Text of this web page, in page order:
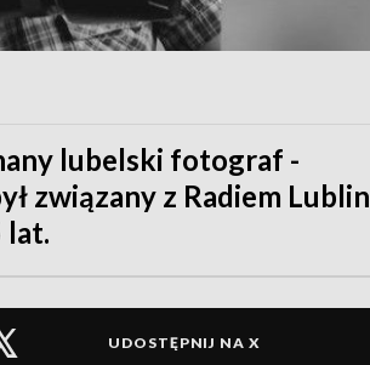
lubelski fotograf -
związany z Radiem Lublin
lat.
UDOSTĘPNIJ NA X